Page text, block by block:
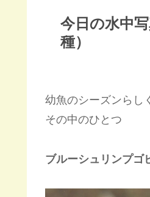
今日の水中
種）
幼魚のシーズンらし
その中のひとつ
ブルーシュリンプゴ